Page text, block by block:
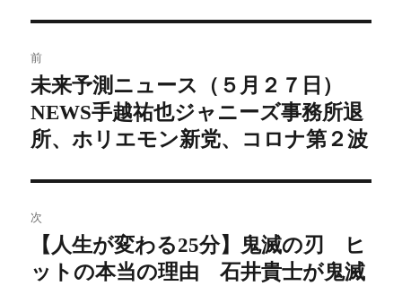
稿
ナ
ビ
ー
シ
前
前
の
投
未来予測ニュース（５月２７日）
NEWS手越祐也ジャニーズ事務所退
所、ホリエモン新党、コロナ第２波
次
の
【人生が変わる25分】鬼滅の刃 ヒ
ットの本当の理由 石井貴士が鬼滅